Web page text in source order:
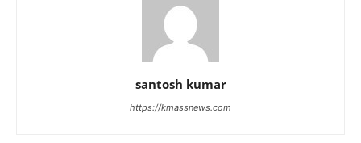
santosh kumar
https://kmassnews.com